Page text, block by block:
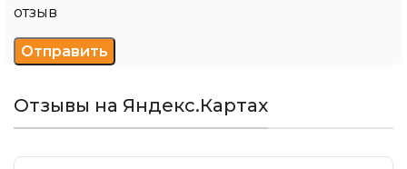
отзыв
Отзывы на Яндекс.Картах